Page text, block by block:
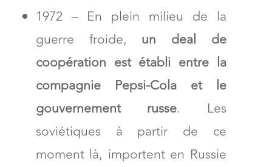
1972 – En plein milieu de la
guerre froide, un deal de
coopération est établi entre la
compagnie Pepsi-Cola et le
gouvernement russe. Les
soviétiques à partir de ce
moment là, importent en Russie